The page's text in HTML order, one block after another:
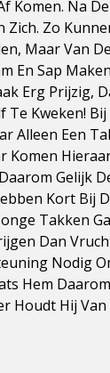
Komen. Na
Zich. Zo
Maar Van
En Sap
Erg Prijzig,
Te Kweken!
Alleen Een
Komen
Gelijk
Kort Bij
Takken
Dan
Nodig
Hem
Houdt Hij